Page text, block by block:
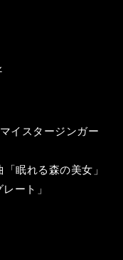
イスタージンガー
眠れる森の美女」
ート」